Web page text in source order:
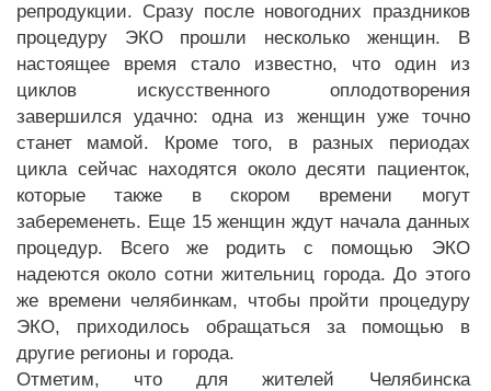
репродукции. Сразу после новогодних праздников
процедуру ЭКО прошли несколько женщин. В
настоящее время стало известно, что один из
циклов искусственного оплодотворения
завершился удачно: одна из женщин уже точно
станет мамой. Кроме того, в разных периодах
цикла сейчас находятся около десяти пациенток,
которые также в скором времени могут
забеременеть. Еще 15 женщин ждут начала данных
процедур. Всего же родить с помощью ЭКО
надеются около сотни жительниц города. До этого
же времени челябинкам, чтобы пройти процедуру
ЭКО, приходилось обращаться за помощью в
другие регионы и города.
Отметим, что для жителей Челябинска